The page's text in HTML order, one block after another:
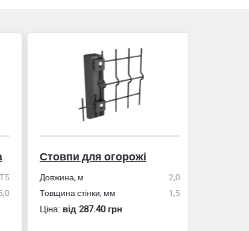
Стовпи для огорожі
Довжина, м
2,0
Товщина стінки, мм
1,5
Ціна:вiд 287.40 грн